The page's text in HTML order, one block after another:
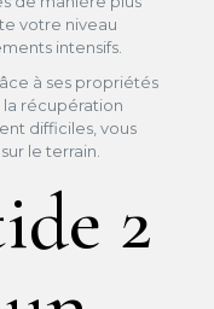
votre niveau
intensifs.
à ses propriétés
récupération
difficiles, vous
le terrain.
2